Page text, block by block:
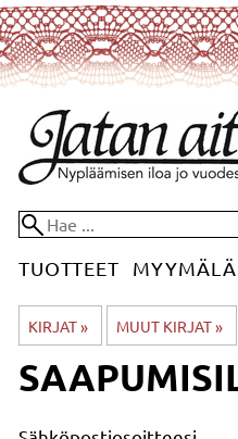
TUOTTEET MYYMÄLÄ
KIRJAT‪» MUUT KIRJAT‪»